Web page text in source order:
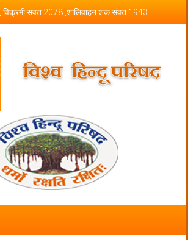
विक्रमी संवत 2078 ,शालिवाहन शक संवत 1943
Parishad – Official